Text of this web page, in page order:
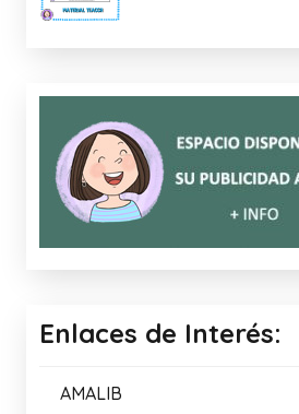
Enlaces de Interés:
AMALIB